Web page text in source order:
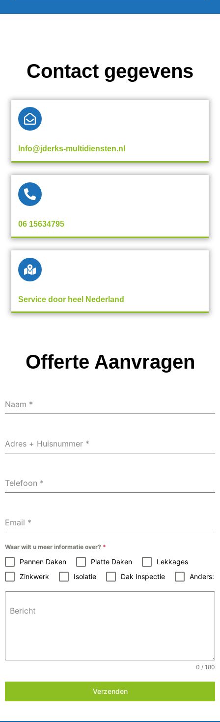
Contact gegevens
Info@jderks-multidiensten.nl
06 15634795
Service door heel Nederland
Offerte Aanvragen
Naam *
Adres + Huisnummer *
Telefoon *
Email *
Waar wilt u meer informatie over? *
Pannen Daken Platte Daken
Lekkages
Zinkwerk
Isolatie Dak Inspectie Anders:
Bericht
0 / 180
Verzenden